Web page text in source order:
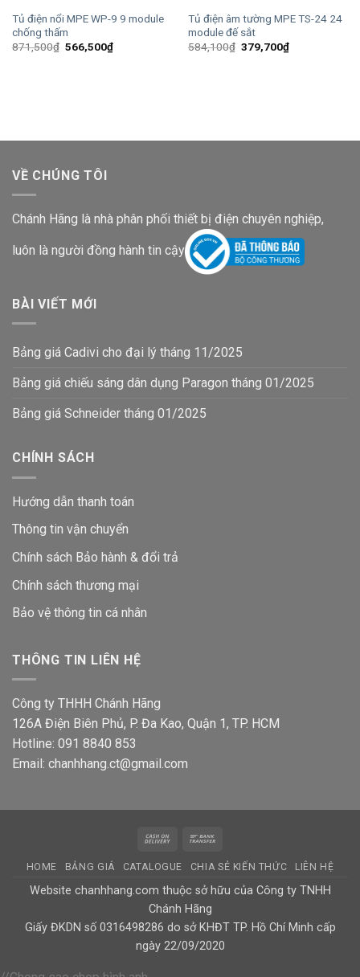
Tủ điện nổi MPE WP-9 9 module
chống thấm
871,500₫ Giá
566,500₫Giá
hiện
Tủ điện âm tường MPE TS-24 24
module đế sắt
584,100₫ Giá
379,700₫Giá
hiện
VỀ CHÚNG TÔI
Chánh Hãng là nhà phân phối thiết bị điện chuyên nghiệp,
luôn là người đồng hành tin cậy
BÀI VIẾT MỚI
Bảng giá Cadivi cho đại lý tháng 11/2025
Bảng giá chiếu sáng dân dụng Paragon tháng 01/2025
Bảng giá Schneider tháng 01/2025
CHÍNH SÁCH
Hướng dẫn thanh toán
Thông tin vận chuyển
Chính sách Bảo hành & đổi trả
Chính sách thương mại
Bảo vệ thông tin cá nhân
THÔNG TIN LIÊN HỆ
Công ty THHH Chánh Hãng
126A Điện Biên Phủ, P. Đa Kao, Quận 1, TP. HCM
Hotline: 091 8840 853
Email: chanhhang.ct@gmail.com
Cash
Delivery
HOME BẢNG GIÁ CATALOGUE CHIA SẺ KIẾN THỨC LIÊN HỆ
Website chanhhang.com thuộc sở hữu của Công ty TNHH
Chánh Hãng
Giấy ĐKDN số 0316498286 do sở KHĐT TP. Hồ Chí Minh cấp
ngày 22/09/2020